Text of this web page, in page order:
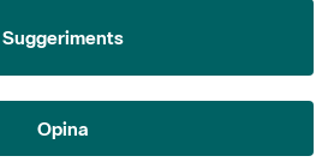
Suggeriments
Opina